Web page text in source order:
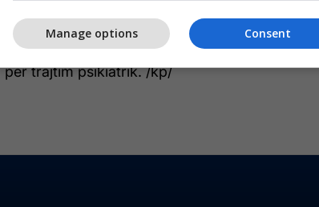
për vitin 2024.
shqetësuese mbetet trajtimi i të burgosurve të
për trajtim psikiatrik. /kp/
Consent
Manage options